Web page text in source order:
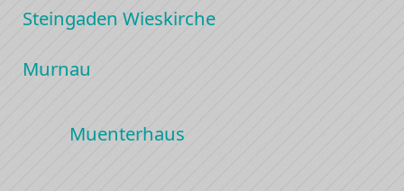
Steingaden Wieskirche
Murnau
Muenterhaus